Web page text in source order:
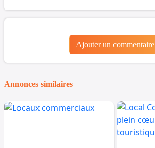
Ajouter un commentaire
Annonces similaires